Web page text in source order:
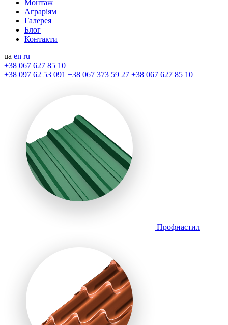
Монтаж
Аграріям
Галерея
Блог
Контакти
ua en ru
+38 067 627 85 10
+38 097 62 53 091 +38 067 373 59 27 +38 067 627 85 10
Профнастил